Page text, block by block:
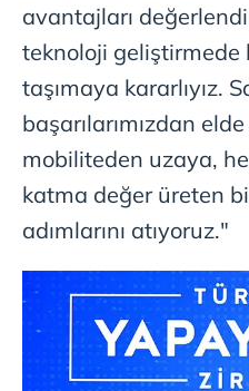
avantajları
teknoloji
taşımaya kararlıyız.
başarılarımızdan
mobiliteden uzaya,
katma değer üreten
adımlarını atıyoruz."